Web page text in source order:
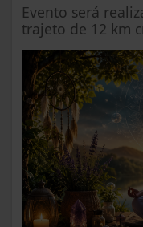
Evento será
trajeto de 12 km